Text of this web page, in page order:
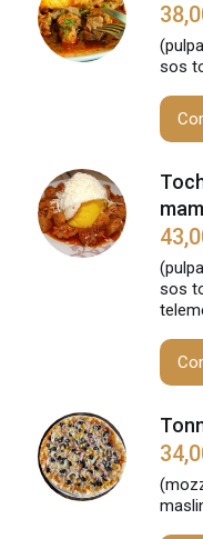
sos
sos